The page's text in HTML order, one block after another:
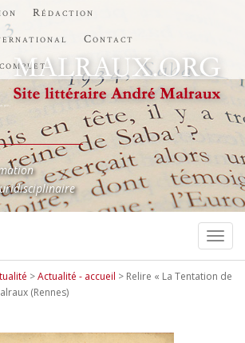
Rédaction
Contact
>Actualité - accueil > Relire « La Tentation de
(Rennes)